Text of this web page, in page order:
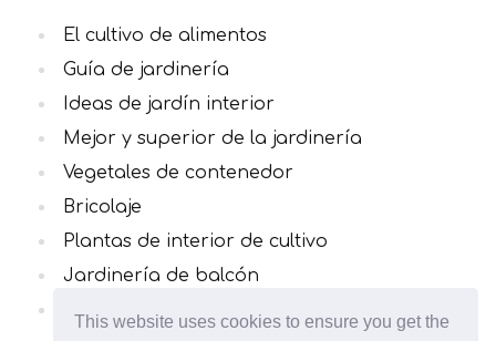
This website uses cookies to ensure you get the
El cultivo de alimentos
Guía de jardinería
Ideas de jardín interior
Mejor y superior de la jardinería
Vegetales de contenedor
Bricolaje
Plantas de interior de cultivo
Jardinería de balcón
Hierbas culinarias